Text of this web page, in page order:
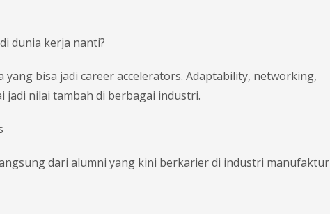
dunia kerja nanti?
bisa jadi career accelerators. Adaptability, networking,
jadi nilai tambah di berbagai industri.
dari alumni yang kini berkarier di industri manufaktur